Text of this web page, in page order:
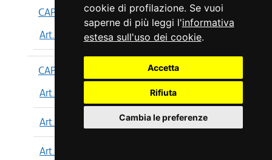
cookie di profilazione. Se vuoi
saperne di più leggi l'informativa
estesa sull'uso dei cookie.
Accetta
Rifiuta
Cambia le preferenze
CAPO I
Art. 199
CAPO II
Art. 200
Art. 201
Art. 202